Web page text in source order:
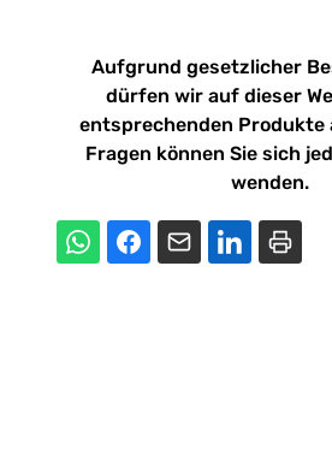
Aufgrund gesetzlicher
dürfen wir auf dieser
entsprechenden Produkte
Fragen können Sie sich
wenden.